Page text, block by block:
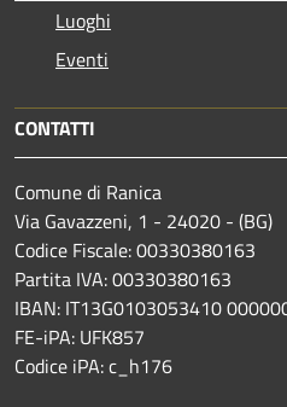
Luoghi
Eventi
CONTATTI
Comune di Ranica
Via Gavazzeni, 1 - 24020 - (BG)
Codice Fiscale: 00330380163
Partita IVA: 00330380163
IBAN: IT13G0103053410
FE-iPA: UFK857
Codice iPA: c_h176